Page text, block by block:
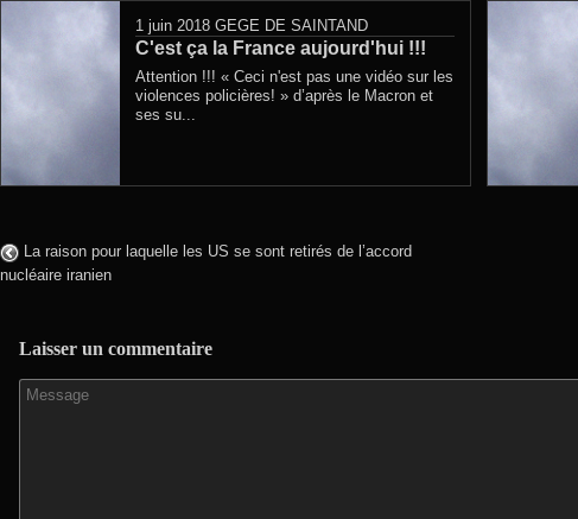
1 juin 2018 GEGE DE SAINTAND
C'est ça la France aujourd'hui !!!
Attention !!! « Ceci n'est pas une vidéo sur les
violences policières! » d’après le Macron et
ses su...
La raison pour laquelle les US se sont retirés de l’accord
nucléaire iranien
Laisser un commentaire